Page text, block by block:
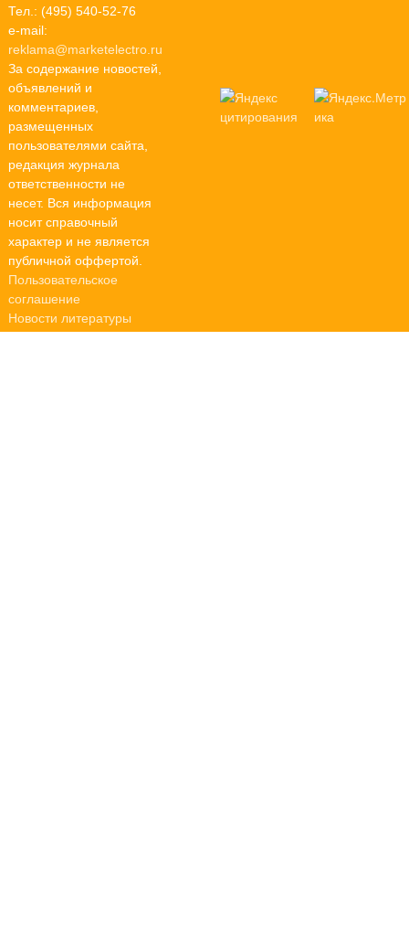
Тел.: (495) 540-52-76
e-mail:
reklama@marketelectro.ru
За содержание новостей,
объявлений и
комментариев,
размещенных
пользователями сайта,
редакция журнала
ответственности не
несет. Вся информация
носит справочный
характер и не является
публичной оффертой.
Пользовательское
соглашение
Новости литературы